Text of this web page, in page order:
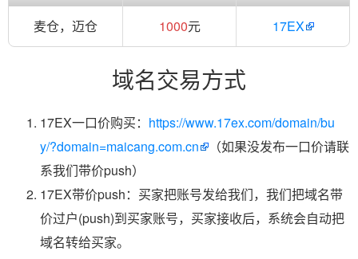
麦仓，迈仓
1000元 17EX
域名交易方式
17EX一口价购买： https://www.17ex.com/domain/bu
y/?domain=maicang.com.cn
（如果没发布一口价请联
系我们带价push）
17EX带价push：买家把账号发给我们，我们把域名带
价过户(push)到买家账号，买家接收后，系统会自动把
域名转给买家。